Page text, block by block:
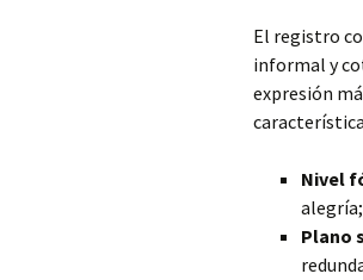
El registro
informal y
expresión
Nivel
Plano